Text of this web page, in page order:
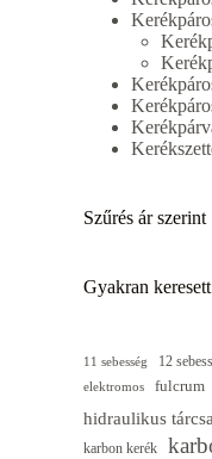
Szűrés ár szerint
Gyakran
11 sebesség 12
elektromos fulcrum
hidraulikus
karbon kerék